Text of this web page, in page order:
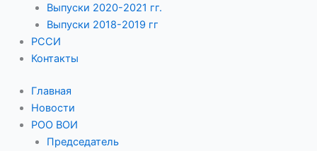
Выпуски 2020-2021 гг.
Выпуски 2018-2019 гг
РССИ
Контакты
Главная
Новости
РОО ВОИ
Председатель